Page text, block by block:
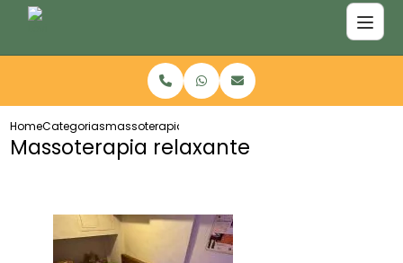
HomeCategoriasmassoterapia relaxante
Massoterapia relaxante